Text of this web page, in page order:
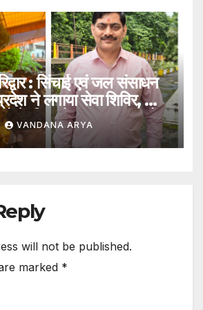
: सिंचाई एवं जल संसाधन
ने लगाया सेवा शिविर, ओम
के लिए भोजन, जलपान और
व्यवस्था_ देखे विडिओ !!
VANDANA ARYA
will not be published.
marked *